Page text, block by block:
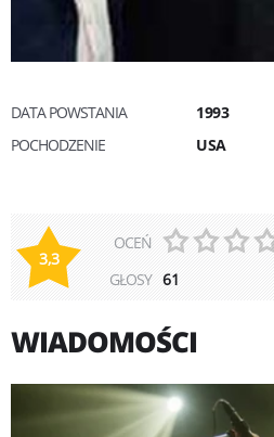
DATA POWSTANIA
1993
POCHODZENIE
USA
3,3
OCEŃ
GŁOSY 61
WIADOMOŚCI